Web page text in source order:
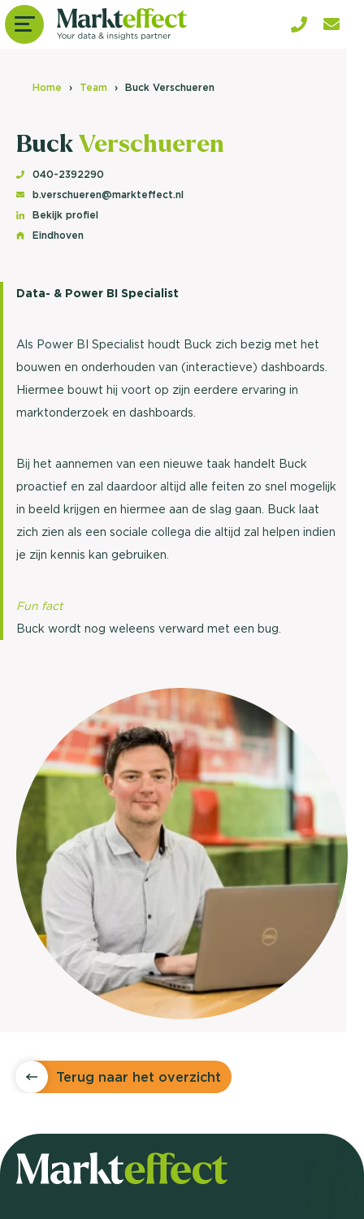
Home Team Buck Verschueren
BuckVerschueren
040-2392290
b.verschueren@markteffect.nl
Bekijk profiel
Eindhoven
Data- & Power BI Specialist
Als Power BI Specialist houdt Buck zich bezig met het
bouwen en onderhouden van (interactieve) dashboards.
Hiermee bouwt hij voort op zijn eerdere ervaring in
marktonderzoek en dashboards.
Bij het aannemen van een nieuwe taak handelt Buck
proactief en zal daardoor altijd alle feiten zo snel mogelijk
in beeld krijgen en hiermee aan de slag gaan. Buck laat
zich zien als een sociale collega die altijd zal helpen indien
je zijn kennis kan gebruiken.
Fun fact
Buck wordt nog weleens verward met een bug.
Terug naar het overzicht